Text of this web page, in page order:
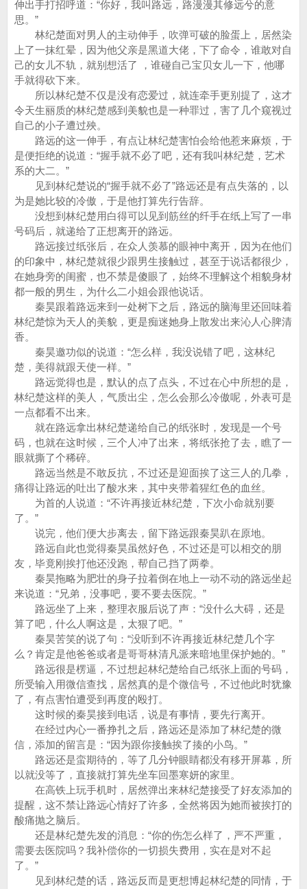
伸出手打招呼道：“你好，我叫路远，路漫漫其修远兮的意
思。”
林纪楚面对男人的主动伸手，吹弹可破的脸蛋上，居然染
上了一抹红晕，因为他父亲是黑道大佬，下了命令，谁敢对自
己的女儿不轨，就别想活了 ，谁碰自己宝贝女儿一下，他哪
手就得砍下来。
所以林纪楚不仅是没有恋爱过，就连牵手更别提了，这才
令天生丽质的林纪楚感到美貌也是一种罪过，害了几个窥视过
自己的小子遭过殃。
路远的这一伸手，有点让林纪楚害怕会给他惹来麻烦，于
是便拒绝的说道：“握手就不必了吧，还有我叫林纪楚，艺术
系的大二。”
见到林纪楚说的“握手就不必了”路远还是有点失落的，以
为是她比较的冷傲，于是他打算先行告辞。
没想到林纪楚用白得可以见到筋丝的纤手在纸上写了一串
号码后，就递给了正想离开的路远。
路远接过纸张后，在众人羡慕的眼神中离开，因为在他们
的印象中，林纪楚就很少跟男生接触过，甚至于说话都很少，
在她身旁的闺蜜，也不禁是傻眼了，始终不理解这个相貌身材
都一般的男生，为什么二小姐会跟他说话。
秦昊跟着路远来到一处树下之后，路远的脑海里还回味着
林纪楚惊为天人的美貌，更是痴迷她身上散发出来沁人心脾清
香。
秦昊邀功似的说道：“怎么样，我没说错了吧，这林纪
楚，美得就跟天使一样。”
路远觉得也是，默认的点了点头，不过在心中所想的是，
林纪楚这样的美人，气质出尘，怎么会那么冷傲呢，外表可是
一点都看不出来。
就在路远拿出林纪楚递给自己的纸张时，发现是一个号
码，也就在这时候，三个人冲了出来，将纸张抢了去，瞧了一
眼就撕了个稀碎。
路远当然是不敢反抗，不过还是迎面挨了这三人的几拳，
痛得让路远的吐出了酸水来，其中夹带着猩红色的血丝。
为首的人说道：“不许再接近林纪楚，下次小命就别要
了。”
说完，他们便大步离去，留下路远跟秦昊趴在原地。
路远自此也觉得秦昊虽然好色，不过还是可以相交的朋
友，毕竟刚挨打他还没跑，帮自己挡了两拳。
秦昊拖略为肥壮的身子拉着倒在地上一动不动的路远坐起
来说道：“兄弟，没事吧，要不要去医院。”
路远坐了上来，整理衣服后说了声：“没什么大碍，还是
算了吧，什么人啊这是，太狠了吧。”
秦昊苦笑的说了句：“没听到不许再接近林纪楚几个字
么？肯定是他爸爸或者是哥哥林清凡派来暗地里保护她的。”
路远很是楞逼，不过想起林纪楚给自己纸张上面的号码，
所受输入用微信查找，居然真的是个微信号，不过他此时犹豫
了，有点害怕遭受到再度的殴打。
这时候的秦昊接到电话，说是有事情，要先行离开。
在经过内心一番挣扎之后，路远还是添加了林纪楚的微
信，添加的留言是：“因为跟你接触挨了揍的小鸟。”
路远还是蛮期待的，等了几分钟眼睛都没有移开屏幕，所
以就没等了，直接就打算先坐车回墨寒妍的家里。
在高铁上玩手机时，居然弹出来林纪楚接受了好友添加的
提醒，这不禁让路远心情好了许多，全然将因为她而被挨打的
酸痛抛之脑后。
还是林纪楚先发的消息：“你的伤怎么样了，严不严重，
需要去医院吗？我补偿你的一切损失费用，实在是对不起
了。”
见到林纪楚的话，路远反而是更想博起林纪楚的同情，于